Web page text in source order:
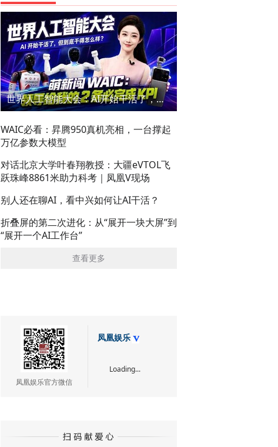
世界人工智能大会：AI开始干活了，但到底干的怎么样？萌新闯WAIC
WAIC必看：昇腾950真机亮相，一台撑起
万亿参数大模型
对话北京大学叶春翔教授：大疆eVTOL飞
跃珠峰8861米助力科考｜凤凰V现场
别人还在聊AI，看中兴如何让AI干活？
折叠屏的第二次进化：从“展开一块大屏”到
“展开一个AI工作台”
查看更多
凤凰娱乐官方微信
凤凰娱乐
Loading...